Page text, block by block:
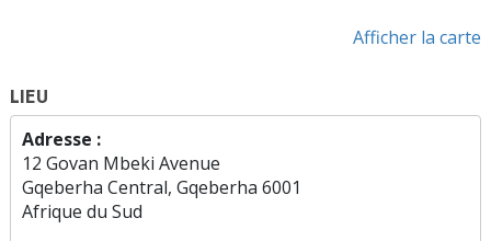
Afficher la carte
LIEU
Adresse :
12 Govan Mbeki Avenue
Gqeberha Central, Gqeberha 6001
Afrique du Sud